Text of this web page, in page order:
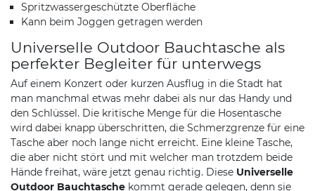
Spritzwassergeschützte Oberfläche
Kann beim Joggen getragen werden
Universelle Outdoor Bauchtasche als
perfekter Begleiter für unterwegs
Auf einem Konzert oder kurzen Ausflug in die Stadt hat
man manchmal etwas mehr dabei als nur das Handy und
den Schlüssel. Die kritische Menge für die Hosentasche
wird dabei knapp überschritten, die Schmerzgrenze für eine
Tasche aber noch lange nicht erreicht. Eine kleine Tasche,
die aber nicht stört und mit welcher man trotzdem beide
Hände freihat, wäre jetzt genau richtig. Diese Universelle
Outdoor Bauchtasche kommt gerade gelegen, denn sie